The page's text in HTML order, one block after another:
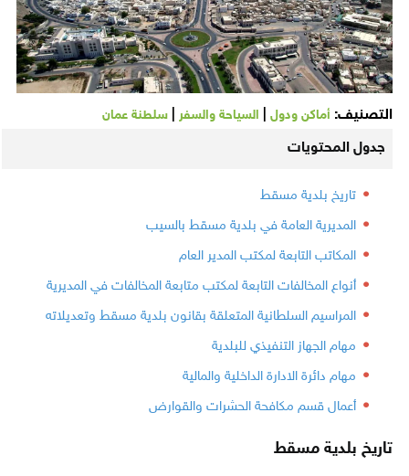
التصنيف: أماكن ودول| السياحة والسفر| سلطنة عمان
جدول المحتويات
تاريخ بلدية مسقط
المديرية العامة في بلدية مسقط بالسيب
المكاتب التابعة لمكتب المدير العام
أنواع المخالفات التابعة لمكتب متابعة المخالفات في المديرية
المراسيم السلطانية المتعلقة بقانون بلدية مسقط وتعديلاته
مهام الجهاز التنفيذي للبلدية
مهام دائرة الادارة الداخلية والمالية
أعمال قسم مكافحة الحشرات والقوارض
تاريخ بلدية مسقط